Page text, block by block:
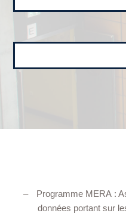
–
Programme MERA :
données portant sur